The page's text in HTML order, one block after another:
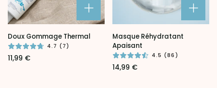
Doux
Gommage
Thermal
Doux Gommage Thermal
4.7 (7)
11,99 €
Masque
Réhydratant
Apaisant
Masque Réhydratant
Apaisant
4.5 (86)
14,99 €